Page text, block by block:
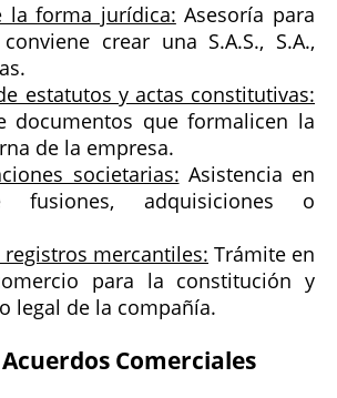
la forma jurídica: Asesoría para
crear una S.A.S., S.A.,
estatutos y actas constitutivas:
documentos que formalicen la
de la empresa.
societarias: Asistencia en
fusiones, adquisiciones o
mercantiles: Trámite en
para la constitución y
legal de la compañía.
Comerciales